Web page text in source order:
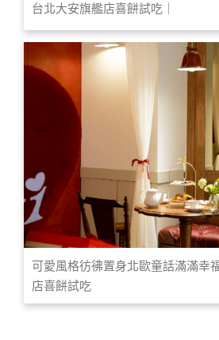
台北大安旗艦店喜餅試吃｜
可愛風格彷彿置身北歐童話滿滿幸
店喜餅試吃